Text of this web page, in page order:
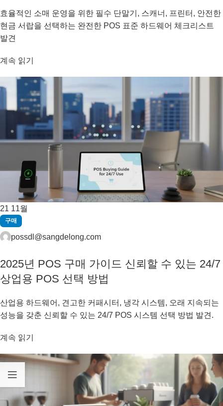
효율적인 소매 운영을 위한 필수 단말기, 스캐너, 프린터, 안전한
현금 서랍을 선택하는 완전한 POS 표준 하드웨어 체크리스트
발견
계속 읽기
21 11월
구매
possdl@sangdelong.com
2025년 POS 구매 가이드 신뢰할 수 있는 24/7
상업용 POS 선택 방법
산업용 하드웨어, 견고한 커패시터, 냉각 시스템, 오래 지속되는
성능을 갖춘 신뢰할 수 있는 24/7 POS 시스템 선택 방법 발견.
계속 읽기